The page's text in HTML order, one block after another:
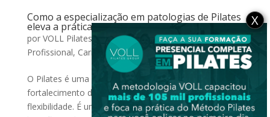
Como a especialização em patologias de Pilates
eleva a prática dos instrutores?
por VOLL Pilates Group|jun 27, 2023|Atuação
Profissional, Carreira
O Pilates é uma forma de exercício que promove o
fortalecimento do corpo, a melhora da postura e a
flexibilidade. É uma prática popular devido aos seus
X